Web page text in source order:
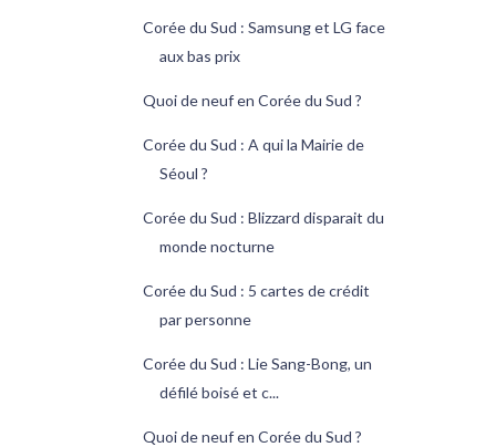
Corée du Sud : Samsung et LG face
aux bas prix
Quoi de neuf en Corée du Sud ?
Corée du Sud : A qui la Mairie de
Séoul ?
Corée du Sud : Blizzard disparait du
monde nocturne
Corée du Sud : 5 cartes de crédit
par personne
Corée du Sud : Lie Sang-Bong, un
défilé boisé et c...
Quoi de neuf en Corée du Sud ?